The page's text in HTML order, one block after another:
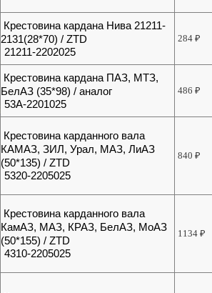
Крестовина кардана Нива 21211-
2131(28*70) / ZTD
21211-2202025
284₽
Крестовина кардана ПАЗ, МТЗ,
БелАЗ (35*98) / аналог
53А-2201025
486₽
Крестовина карданного вала
КАМАЗ, ЗИЛ, Урал, МАЗ, ЛиАЗ
(50*135) / ZTD
5320-2205025
840₽
Крестовина карданного вала
КамАЗ, МАЗ, КРАЗ, БелАЗ, МоАЗ
(50*155) / ZTD
4310-2205025
1134₽